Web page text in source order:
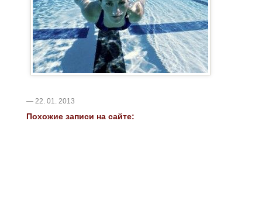
— 22. 01. 2013
Похожие записи на сайте: